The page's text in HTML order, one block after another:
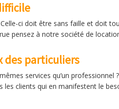
Celle-ci doit être sans faille et doit
pensez à notre société de
des particuliers
services qu’un
clients qui en manifestent le